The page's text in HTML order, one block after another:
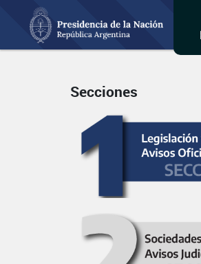
Secciones